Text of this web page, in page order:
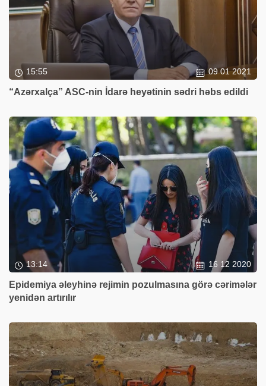
15:55 09 01 2021
“Azərxalça” ASC-nin İdarə heyətinin sədri həbs edildi
13:14 16 12 2020
Epidemiya əleyhinə rejimin pozulmasına görə cərimələr
yenidən artırılır